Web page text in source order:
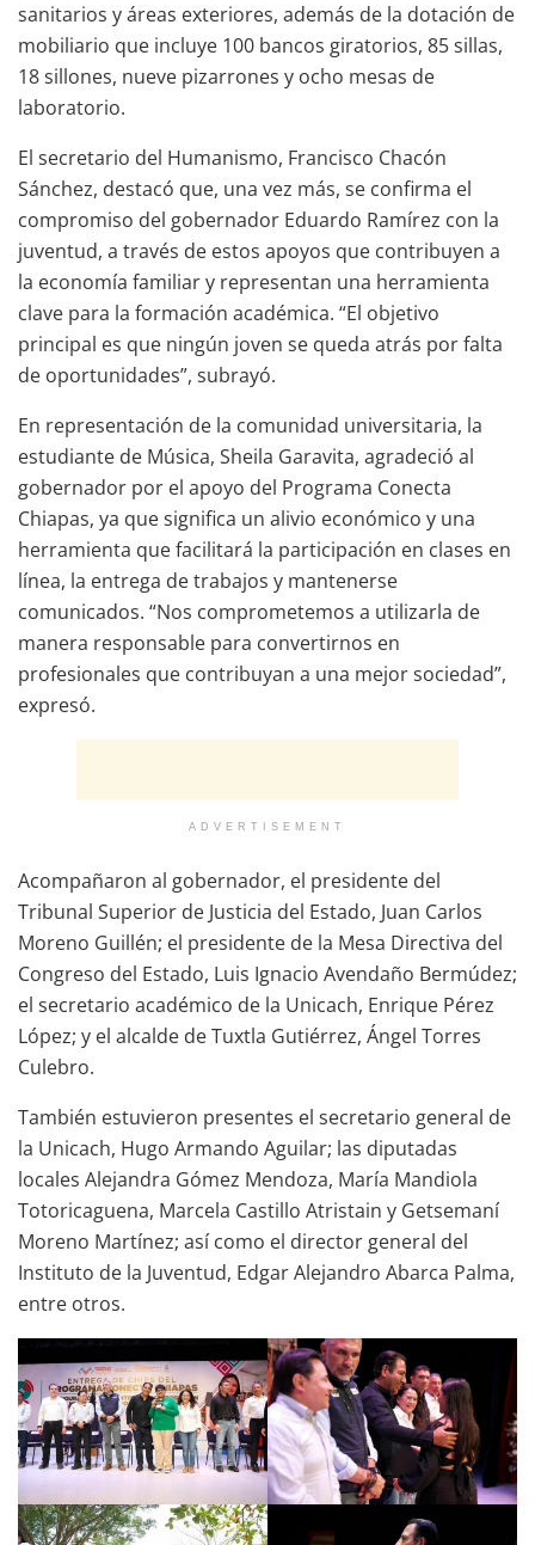
sanitarios y áreas exteriores, además de la dotación de
mobiliario que incluye 100 bancos giratorios, 85 sillas,
18 sillones, nueve pizarrones y ocho mesas de
laboratorio.
El secretario del Humanismo, Francisco Chacón
Sánchez, destacó que, una vez más, se confirma el
compromiso del gobernador Eduardo Ramírez con la
juventud, a través de estos apoyos que contribuyen a
la economía familiar y representan una herramienta
clave para la formación académica. “El objetivo
principal es que ningún joven se queda atrás por falta
de oportunidades”, subrayó.
En representación de la comunidad universitaria, la
estudiante de Música, Sheila Garavita, agradeció al
gobernador por el apoyo del Programa Conecta
Chiapas, ya que significa un alivio económico y una
herramienta que facilitará la participación en clases en
línea, la entrega de trabajos y mantenerse
comunicados. “Nos comprometemos a utilizarla de
manera responsable para convertirnos en
profesionales que contribuyan a una mejor sociedad”,
expresó.
ADVERTISEMENT
Acompañaron al gobernador, el presidente del
Tribunal Superior de Justicia del Estado, Juan Carlos
Moreno Guillén; el presidente de la Mesa Directiva del
Congreso del Estado, Luis Ignacio Avendaño Bermúdez;
el secretario académico de la Unicach, Enrique Pérez
López; y el alcalde de Tuxtla Gutiérrez, Ángel Torres
Culebro.
También estuvieron presentes el secretario general de
la Unicach, Hugo Armando Aguilar; las diputadas
locales Alejandra Gómez Mendoza, María Mandiola
Totoricaguena, Marcela Castillo Atristain y Getsemaní
Moreno Martínez; así como el director general del
Instituto de la Juventud, Edgar Alejandro Abarca Palma,
entre otros.